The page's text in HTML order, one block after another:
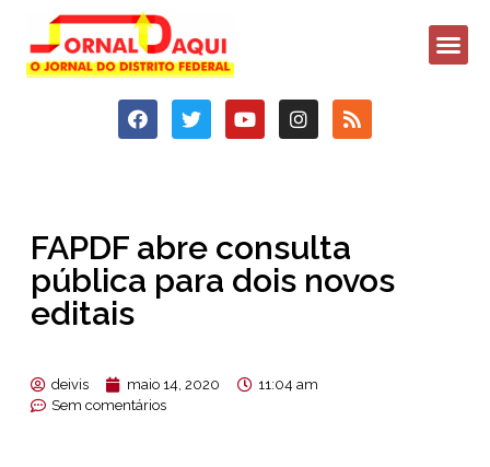
FAPDF abre consulta
pública para dois novos
editais
deivis maio 14, 2020
11:04 am
Sem comentários